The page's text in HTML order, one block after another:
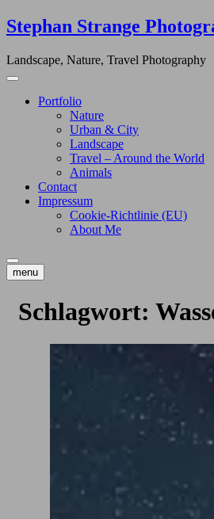
Skip
to
Stephan Strange
Landscape, Nature, Travel Photography
Portfolio
Nature
Urban & City
Landscape
Travel – Around the World
Animals
Contact
Impressum
Cookie-Richtlinie (EU)
About Me
menu
Schlagwort: